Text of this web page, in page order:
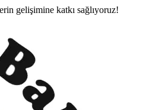
gelişimine katkı sağlıyoruz!